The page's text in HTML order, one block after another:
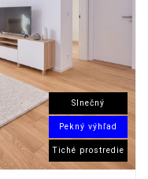
Slnečný
Pekný výhľad
Tiché prostredie